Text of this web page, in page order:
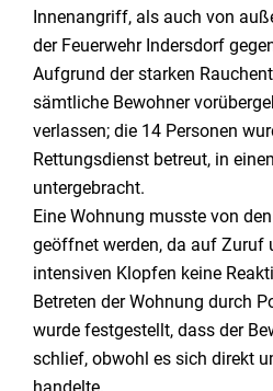
Innenangriff, als auch von
der Feuerwehr Indersdorf
Aufgrund der starken
sämtliche Bewohner
verlassen; die 14 Personen
Rettungsdienst betreut, in
untergebracht.
Eine Wohnung musste von
geöffnet werden, da auf Zuruf
intensiven Klopfen keine
Betreten der Wohnung durch
wurde festgestellt, dass der
schlief, obwohl es sich direkt